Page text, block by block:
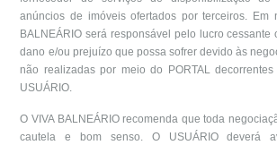
anúncios de imóveis ofertados por terceiros. Em
BALNEÁRIO será responsável pelo lucro cessante
dano e/ou prejuízo que possa sofrer devido às
não realizadas por meio do PORTAL
USUÁRIO.
O VIVA BALNEÁRIO recomenda que toda
cautela e bom senso. O USUÁRIO deverá